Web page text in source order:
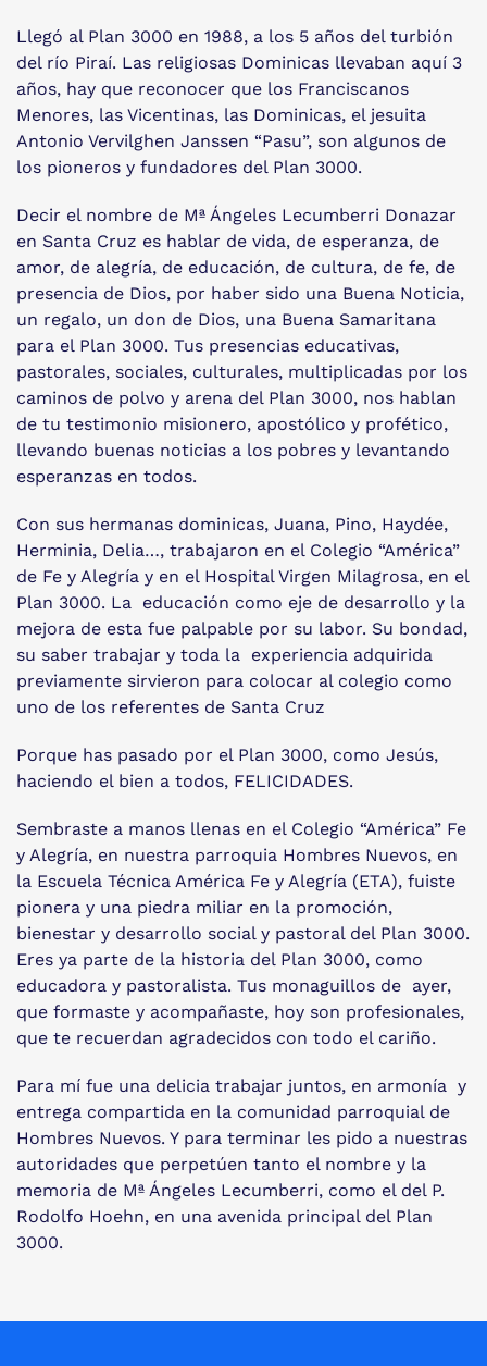
Llegó al Plan 3000 en 1988, a los 5 años del turbión
del río Piraí. Las religiosas Dominicas llevaban aquí 3
años, hay que reconocer que los Franciscanos
Menores, las Vicentinas, las Dominicas, el jesuita
Antonio Vervilghen Janssen “Pasu”, son algunos de
los pioneros y fundadores del Plan 3000.
Decir el nombre de Mª Ángeles Lecumberri Donazar
en Santa Cruz es hablar de vida, de esperanza, de
amor, de alegría, de educación, de cultura, de fe, de
presencia de Dios, por haber sido una Buena Noticia,
un regalo, un don de Dios, una Buena Samaritana
para el Plan 3000. Tus presencias educativas,
pastorales, sociales, culturales, multiplicadas por los
caminos de polvo y arena del Plan 3000, nos hablan
de tu testimonio misionero, apostólico y profético,
llevando buenas noticias a los pobres y levantando
esperanzas en todos.
Con sus hermanas dominicas, Juana, Pino, Haydée,
Herminia, Delia…, trabajaron en el Colegio “América”
de Fe y Alegría y en el Hospital Virgen Milagrosa, en el
Plan 3000. La educación como eje de desarrollo y la
mejora de esta fue palpable por su labor. Su bondad,
su saber trabajar y toda la experiencia adquirida
previamente sirvieron para colocar al colegio como
uno de los referentes de Santa Cruz
Porque has pasado por el Plan 3000, como Jesús,
haciendo el bien a todos, FELICIDADES.
Sembraste a manos llenas en el Colegio “América” Fe
y Alegría, en nuestra parroquia Hombres Nuevos, en
la Escuela Técnica América Fe y Alegría (ETA), fuiste
pionera y una piedra miliar en la promoción,
bienestar y desarrollo social y pastoral del Plan 3000.
Eres ya parte de la historia del Plan 3000, como
educadora y pastoralista. Tus monaguillos de ayer,
que formaste y acompañaste, hoy son profesionales,
que te recuerdan agradecidos con todo el cariño.
Para mí fue una delicia trabajar juntos, en armonía y
entrega compartida en la comunidad parroquial de
Hombres Nuevos. Y para terminar les pido a nuestras
autoridades que perpetúen tanto el nombre y la
memoria de Mª Ángeles Lecumberri, como el del P.
Rodolfo Hoehn, en una avenida principal del Plan
3000.